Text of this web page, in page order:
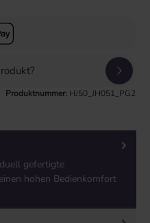
Produktnummer: HJ50_JH051_PG2
gefertigte
hohen Bedienkomfort